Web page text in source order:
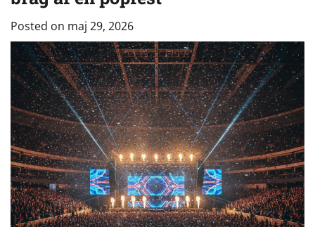
Posted on maj 29, 2026